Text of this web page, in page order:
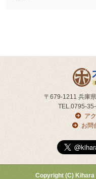
〒679-1211 兵庫
TEL.0795-
ア
お問
Copyright (C)